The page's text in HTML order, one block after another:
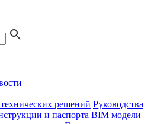
решений Руководства
и паспорта BIM модели